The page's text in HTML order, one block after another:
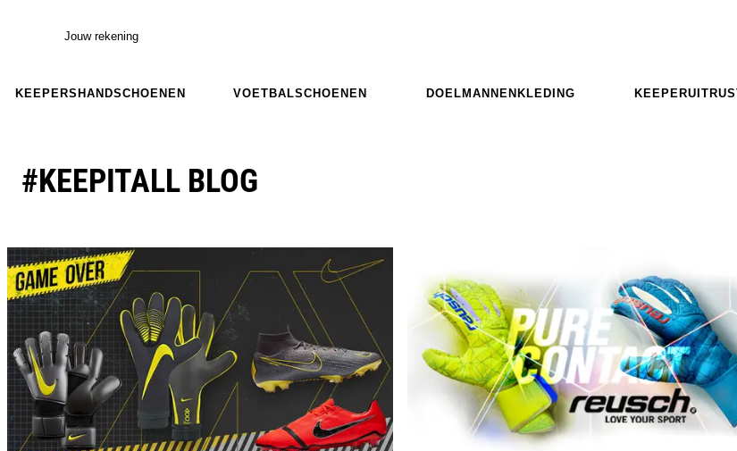
Jouw rekening
KEEPERSHANDSCHOENEN VOETBALSCHOENEN DOELMANNENKLEDING
#KEEPITALL BLOG